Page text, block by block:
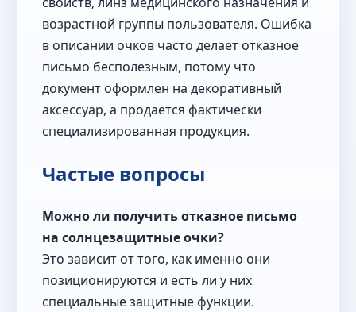
возрастной группы пользователя. Ошибка
в описании очков часто делает отказное
письмо бесполезным, потому что
документ оформлен на декоративный
аксессуар, а продается фактически
специализированная продукция.
Частые вопросы
Можно ли получить отказное письмо
на солнцезащитные очки?
Это зависит от того, как именно они
позиционируются и есть ли у них
специальные защитные функции.